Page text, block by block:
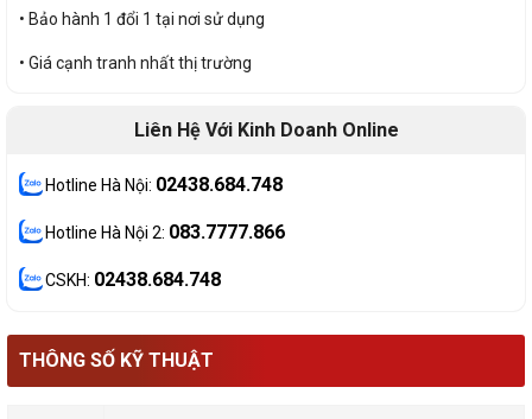
• Bảo hành 1 đổi 1 tại nơi sử dụng
• Giá cạnh tranh nhất thị trường
Liên Hệ Với Kinh Doanh Online
Hotline Hà Nội: 02438.684.748
Hotline Hà Nội 2: 083.7777.866
CSKH: 02438.684.748
THÔNG SỐ KỸ THUẬT